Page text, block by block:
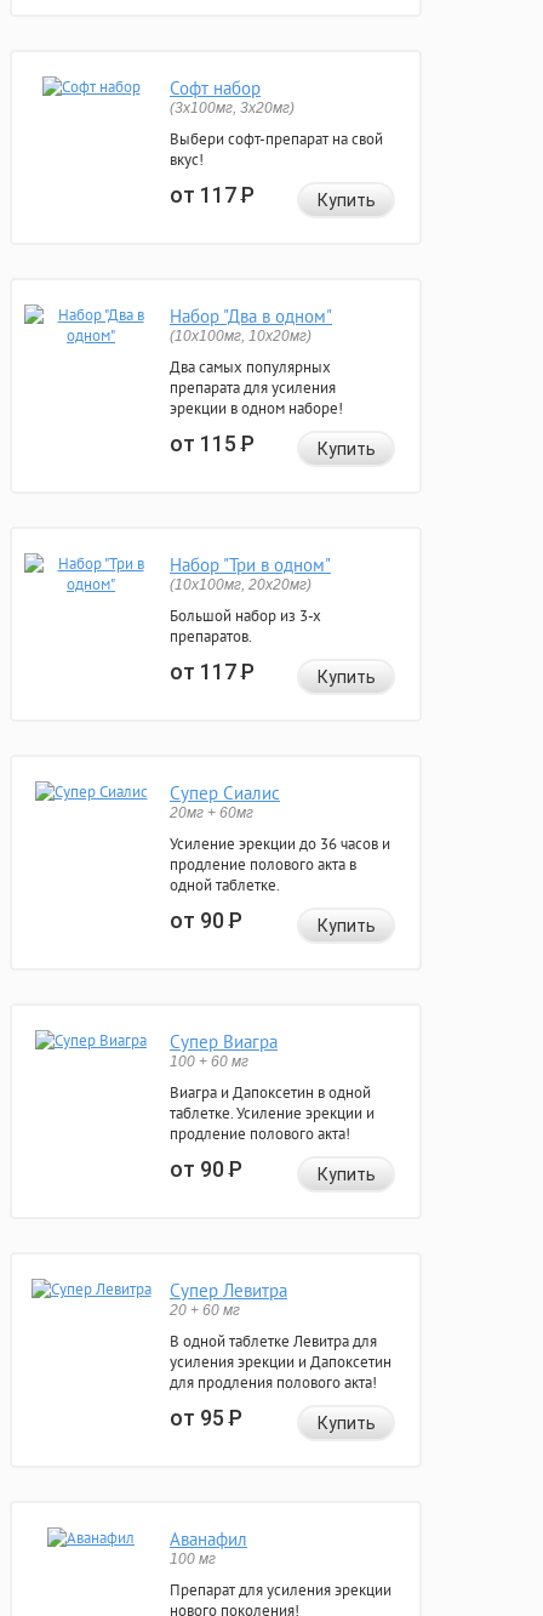
Софт набор
(3x100мг, 3x20мг)
Выбери софт-препарат на свой
вкус!
от 117Р Купить
Набор "Два в одном"
(10x100мг, 10x20мг)
Два самых популярных
препарата для усиления
эрекции в одном наборе!
от 115Р Купить
Набор "Три в одном"
(10x100мг, 20x20мг)
Большой набор из 3-х
препаратов.
от 117Р Купить
Супер Сиалис
20мг + 60мг
Усиление эрекции до 36 часов и
продление полового акта в
одной таблетке.
от 90Р Купить
Супер Виагра
100 + 60 мг
Виагра и Дапоксетин в одной
таблетке. Усиление эрекции и
продление полового акта!
от 90Р Купить
Супер Левитра
20 + 60 мг
В одной таблетке Левитра для
усиления эрекции и Дапоксетин
для продления полового акта!
от 95Р Купить
Аванафил
100 мг
Препарат для усиления эрекции
нового поколения!